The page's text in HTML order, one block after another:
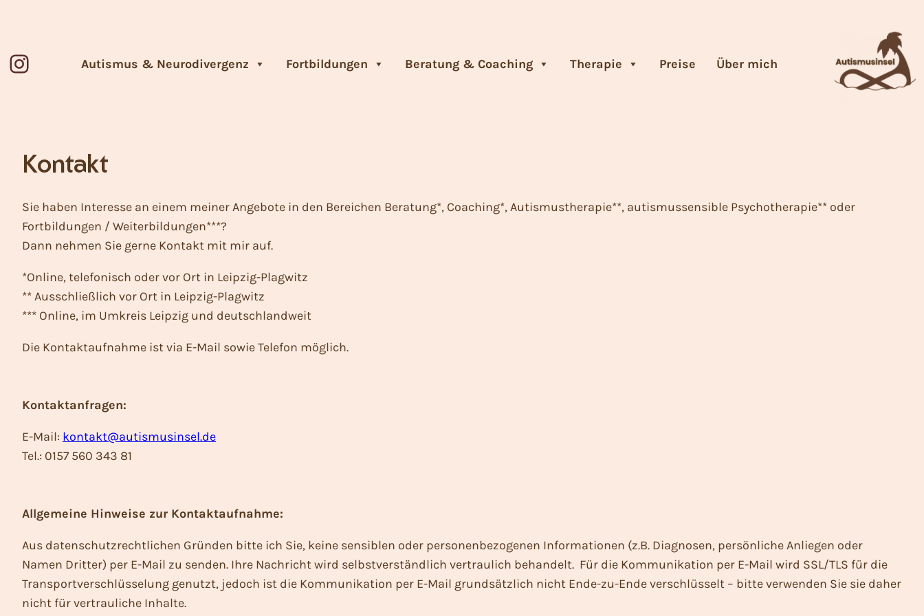
InstagramAutismus & Neurodivergenz Fortbildungen Beratung & Coaching Therapie Preise Über mich
Kontakt
Sie haben Interesse an einem meiner Angebote in den Bereichen Beratung*, Coaching*, Autismustherapie**, autismussensible Psychotherapie** oder
Fortbildungen / Weiterbildungen***?
Dann nehmen Sie gerne Kontakt mit mir auf.
*Online, telefonisch oder vor Ort in Leipzig-Plagwitz
** Ausschließlich vor Ort in Leipzig-Plagwitz
*** Online, im Umkreis Leipzig und deutschlandweit
Die Kontaktaufnahme ist via E-Mail sowie Telefon möglich.
Kontaktanfragen:
E-Mail: kontakt@autismusinsel.de
Tel.: 0157 560 343 81
Allgemeine Hinweise zur Kontaktaufnahme:
Aus datenschutzrechtlichen Gründen bitte ich Sie, keine sensiblen oder personenbezogenen Informationen (z.B. Diagnosen, persönliche Anliegen oder
Namen Dritter) per E-Mail zu senden. Ihre Nachricht wird selbstverständlich vertraulich behandelt. Für die Kommunikation per E-Mail wird SSL/TLS für die
Transportverschlüsselung genutzt, jedoch ist die Kommunikation per E-Mail grundsätzlich nicht Ende-zu-Ende verschlüsselt – bitte verwenden Sie sie daher
nicht für vertrauliche Inhalte.